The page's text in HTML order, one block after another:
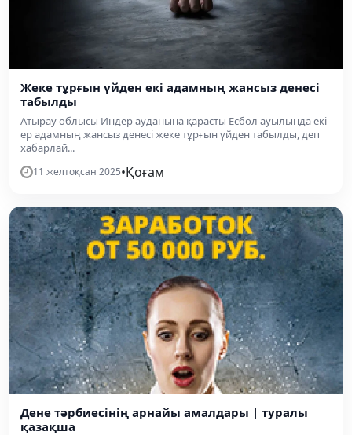
Жеке тұрғын үйден екі адамның жансыз денесі
табылды
Атырау облысы Индер ауданына қарасты Есбол ауылында екі
ер адамның жансыз денесі жеке тұрғын үйден табылды, деп
хабарлай...
11 желтоқсан 2025•Қоғам
Дене тәрбиесінің арнайы амалдары | туралы
қазақша